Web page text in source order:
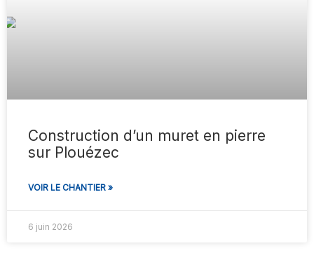
Construction d’un muret en pierre
sur Plouézec
VOIR LE CHANTIER »
6 juin 2026